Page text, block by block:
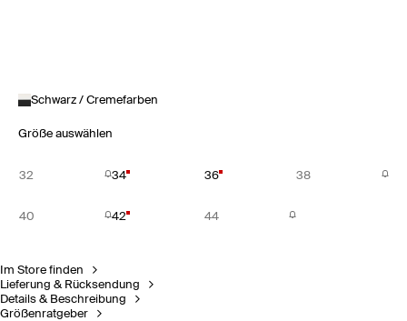
Schwarz / Cremefarben
Größe auswählen
32 34 36 38
40 42 44
Im Store finden
Lieferung & Rücksendung
Details & Beschreibung
Größenratgeber